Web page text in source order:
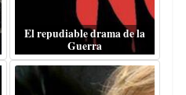
El repudiable drama de la
Guerra